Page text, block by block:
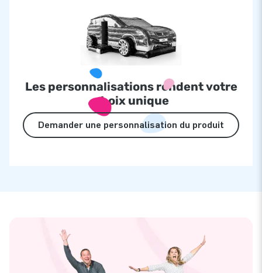
Les personnalisations rendent votre
choix unique
Demander une personnalisation du produit